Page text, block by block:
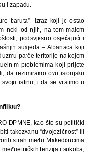
i zapadu.
baruta”- izraz koji je ostao
neki od njih, na tom malom
podsvjesno osjećajući i
susjeda – Albanaca koji
parče teritorije na kojem
problemima koji prijete
da rezimiramo ovu istorijsku
istinu, i da se vratimo u
DPMNE, kao što su politički
takozvanu “dvojezičnost” ili
strah među Makedoncima
tenzija i sukoba,